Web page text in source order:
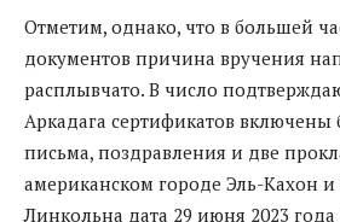
Отметим, однако, что в большей
документов причина вручения
расплывчато. В число
Аркадага сертификатов включены
письма, поздравления и две
американском городе Эль-Кахон и
Линкольна дата 29 июня 2023 года